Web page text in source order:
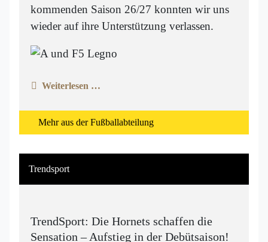
kommenden Saison 26/27 konnten wir uns
wieder auf ihre Unterstützung verlassen.
Weiterlesen …
Mehr aus der Fußballabteilung
Trendsport
TrendSport: Die Hornets schaffen die
Sensation – Aufstieg in der Debütsaison!